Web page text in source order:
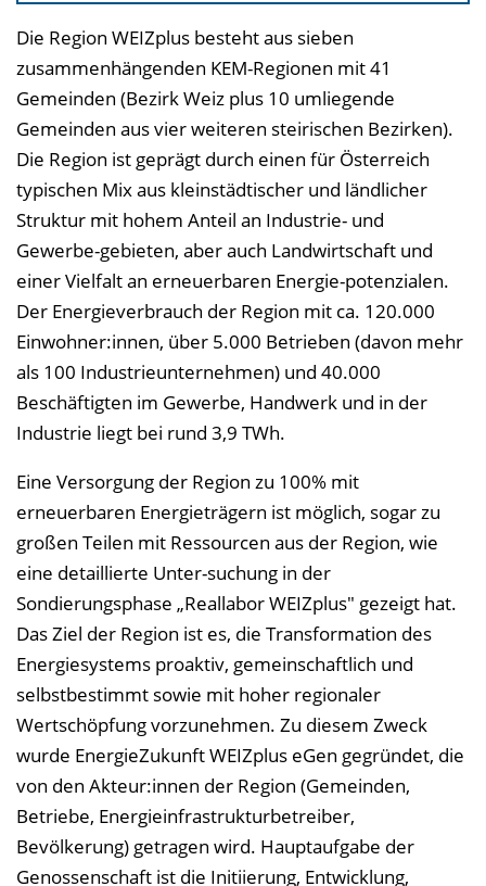
Die Region WEIZplus besteht aus sieben
zusammenhängenden KEM-Regionen mit 41
Gemeinden (Bezirk Weiz plus 10 umliegende
Gemeinden aus vier weiteren steirischen Bezirken).
Die Region ist geprägt durch einen für Österreich
typischen Mix aus kleinstädtischer und ländlicher
Struktur mit hohem Anteil an Industrie- und
Gewerbe-gebieten, aber auch Landwirtschaft und
einer Vielfalt an erneuerbaren Energie-potenzialen.
Der Energieverbrauch der Region mit ca. 120.000
Einwohner:innen, über 5.000 Betrieben (davon mehr
als 100 Industrieunternehmen) und 40.000
Beschäftigten im Gewerbe, Handwerk und in der
Industrie liegt bei rund 3,9 TWh.
Eine Versorgung der Region zu 100% mit
erneuerbaren Energieträgern ist möglich, sogar zu
großen Teilen mit Ressourcen aus der Region, wie
eine detaillierte Unter-suchung in der
Sondierungsphase „Reallabor WEIZplus" gezeigt hat.
Das Ziel der Region ist es, die Transformation des
Energiesystems proaktiv, gemeinschaftlich und
selbstbestimmt sowie mit hoher regionaler
Wertschöpfung vorzunehmen. Zu diesem Zweck
wurde EnergieZukunft WEIZplus eGen gegründet, die
von den Akteur:innen der Region (Gemeinden,
Betriebe, Energieinfrastrukturbetreiber,
Bevölkerung) getragen wird. Hauptaufgabe der
Genossenschaft ist die Initiierung, Entwicklung,